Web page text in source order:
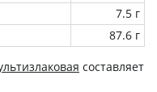
7.5 г
87.6 г
составляет